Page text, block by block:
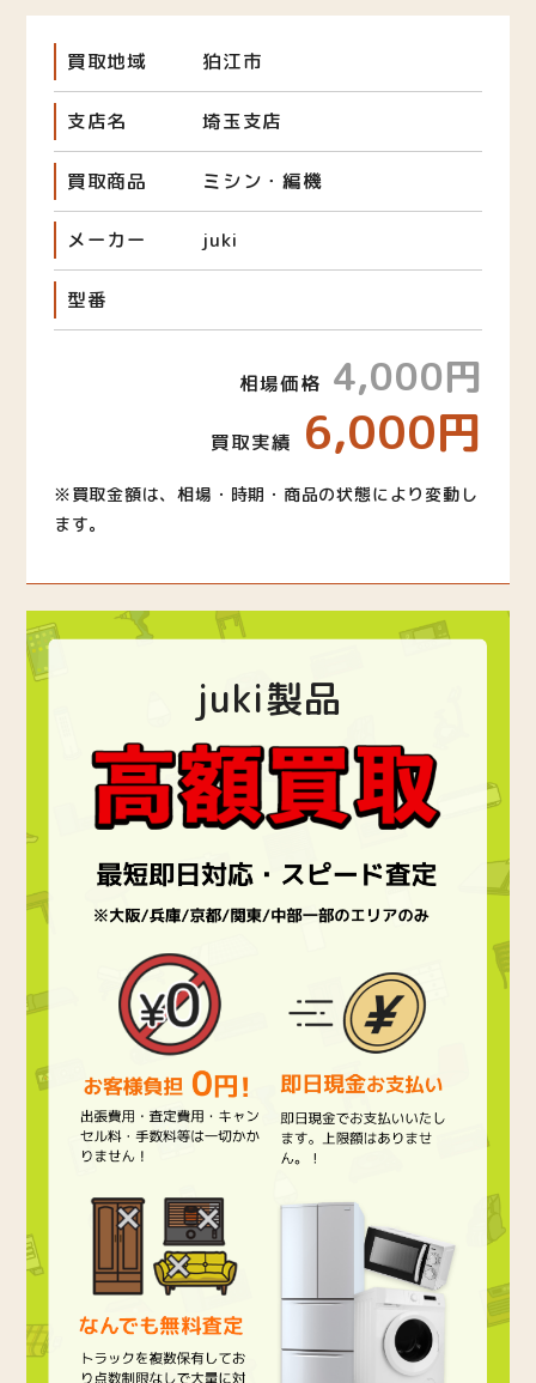
買取地域 狛江市
支店名 埼玉支店
買取商品 ミシン・編機
メーカー juki
型番
相場価格 4,000円
買取実績 6,000円
※買取金額は、相場・時期・商品の状態により変動し
ます。
juki製品